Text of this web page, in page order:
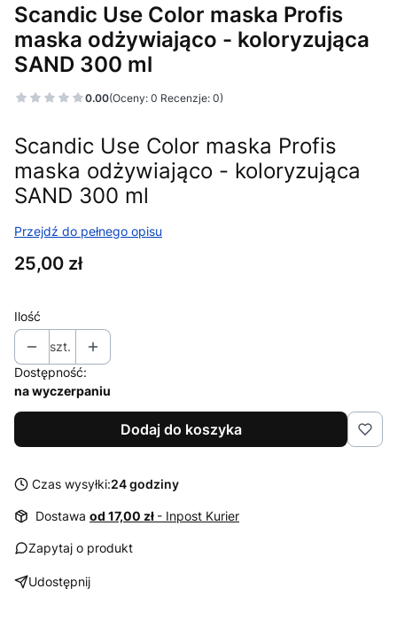
Scandic Use Color maska Profis
maska odżywiająco - koloryzująca
SAND 300 ml
0.00(Oceny: 0 Recenzje: 0)
Scandic Use Color maska Profis
maska odżywiająco - koloryzująca
SAND 300 ml
Przejdź do pełnego opisu
Cena
25,00 zł
Ilość
szt.
Dostępność:
na wyczerpaniu
Dodaj do koszyka
Czas wysyłki:24 godziny
Dostawa od 17,00 zł - Inpost Kurier
Zapytaj o produkt
Udostępnij